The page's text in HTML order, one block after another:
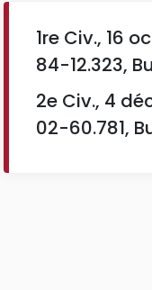
1re Civ., 16
84-12.323,
2e Civ., 4
02-60.781,